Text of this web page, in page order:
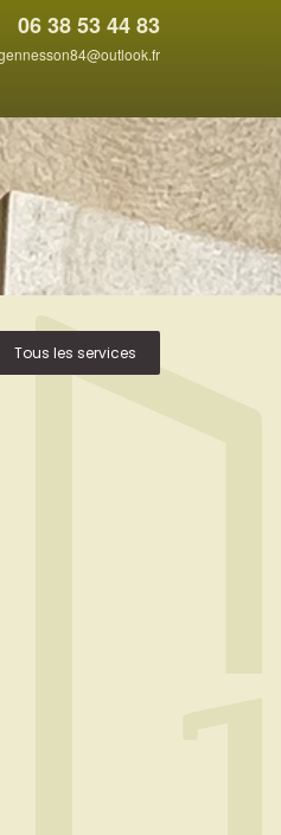
06 38 53 44 83
Tous les services